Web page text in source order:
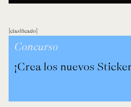
clasificado
Concurso
¡Crea los nuevos